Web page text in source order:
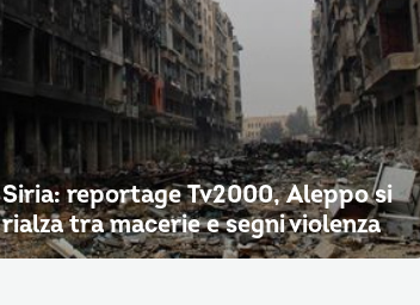
Siria: reportage Tv2000, Aleppo si
rialza tra macerie e segni violenza